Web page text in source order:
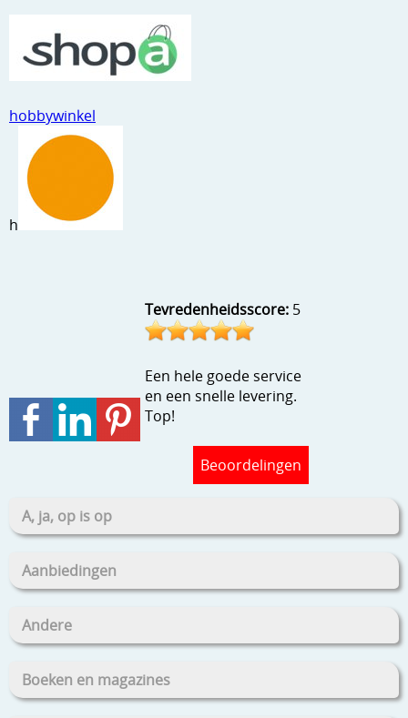
Ponsen
Snijmaterialen
Speciaal papier
Stans machine en embossing machines
Wat nog, een creatief kijkje
hobbywinkel
h
Tevredenheidsscore: 5
Een hele goede service
en een snelle levering.
Top!
Beoordelingen
A, ja, op is op
Aanbiedingen
Andere
Boeken en magazines